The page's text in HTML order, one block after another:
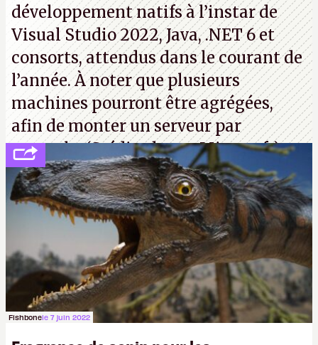
développement natifs à l’instar de
Visual Studio 2022, Java, .NET 6 et
consorts, attendus dans le courant de
l’année. À noter que plusieurs
machines pourront être agrégées,
afin de monter un serveur par
exemple. (Crédit photo : Microsoft)
Fishbonele 7 juin 2022